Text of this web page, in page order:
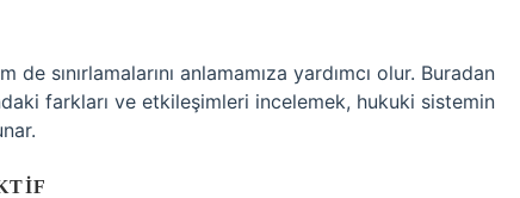
sınırlamalarını anlamamıza yardımcı olur. Buradan
farkları ve etkileşimleri incelemek, hukuki sistemin